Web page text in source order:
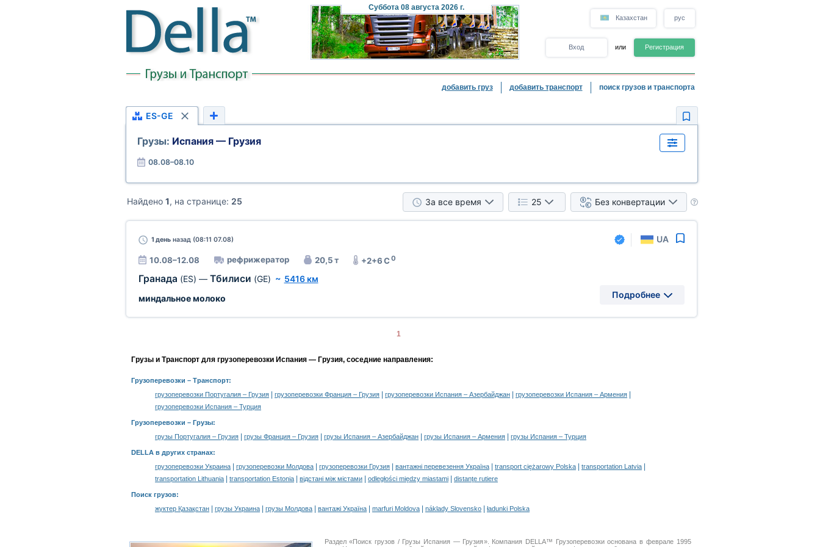
Суббота08 августа 2026 г.
Казахстан рус
Вход или Регистрация
добавить груз добавить транспорт поиск грузов и транспорта
ES-GE
Грузы: Испания — Грузия
08.08–08.10
Найдено 1, на странице: 25 За все время 25 Без конвертации
1 деньназад (08:11 07.08) UA
10.08–12.08 рефрижератор 20,5 т +2+6 C0
Гранада (ES) — Тбилиси (GE) ~ 5416 км
миндальное молоко
Подробнее
1
Грузы и Транспорт для грузоперевозки Испания — Грузия, соседние направления:
Грузоперевозки – Транспорт:
грузоперевозки Португалия – Грузия
грузоперевозки Франция – Грузия грузоперевозки Испания – Азербайджан грузоперевозки Испания – Армения
грузоперевозки Испания – Турция
Грузоперевозки – Грузы:
грузы Португалия – Грузия
грузы Франция – Грузия грузы Испания – Азербайджан грузы Испания – Армения грузы Испания – Турция
DELLA в других странах:
грузоперевозки Украина
грузоперевозки Молдова грузоперевозки Грузия вантажні перевезення Україна transport ciężarowy Polska transportation Latvia
transportation Lithuania transportation Estonia відстані між містами odległości między miastami distanţe rutiere
Поиск грузов:
жүктер Қазақстан
грузы Украина грузы Молдова вантажі Україна marfuri Moldova náklady Slovensko ładunki Polska
Раздел «Поиск грузов / Грузы Испания — Грузия». Компания DELLA™ Грузоперевозки основана в феврале 1995